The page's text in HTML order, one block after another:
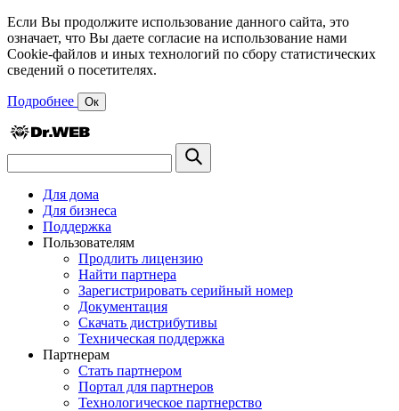
Если Вы продолжите использование данного сайта, это
означает, что Вы даете согласие на использование нами
Cookie-файлов и иных технологий по сбору статистических
сведений о посетителях.
Подробнее Ок
Для дома
Для бизнеса
Поддержка
Пользователям
Продлить лицензию
Найти партнера
Зарегистрировать серийный номер
Документация
Скачать дистрибутивы
Техническая поддержка
Партнерам
Стать партнером
Портал для партнеров
Технологическое партнерство